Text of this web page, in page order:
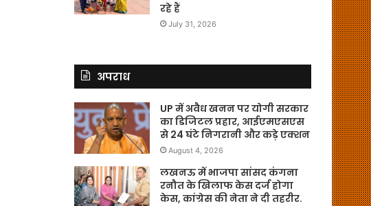
रहे हैं
July 31, 2026
अपराध
UP में अवैध खनन पर योगी सरकार
का डिजिटल प्रहार, आईएमएसएस
से 24 घंटे निगरानी और कड़े एक्शन
August 4, 2026
लखनऊ में भाजपा सांसद कंगना
रनौत के खिलाफ केस दर्ज होगा
केस, कांग्रेस की नेता ने दी तहरीर.